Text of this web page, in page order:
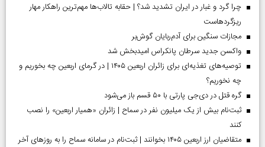
چرا گرد و غبار در ایران تشدید شد؟ | حقابه تالاب‌ها مهم‌ترین راهکار مهار
ریزگردهاست
مجازات سنگین برای آدم‌ربایان گوش‌بر
واکسن جدید سرطان پانکراس امیدبخش شد
توصیه‌های تغذیه‌ای برای زائران اربعین ۱۴۰۵ | در گرمای اربعین چه بخوریم و
چه نخوریم؟
گره قتل در دی‌جی پارتی با ۵۰ قسم باز می‌شود
ثبت‌نام بیش از یک میلیون نفر در سماح | زائران «همیار اربعین» را نصب
کنند
متقاضیان ارز اربعین ۱۴۰۵ بخوانند | ثبت‌نام در سامانه سماح را به روز‌های آخر